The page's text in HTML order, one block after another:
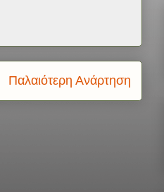
Παλαιότερη Ανάρτηση